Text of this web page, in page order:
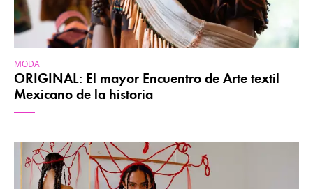
MODA
ORIGINAL: El mayor Encuentro de Arte textil
Mexicano de la historia